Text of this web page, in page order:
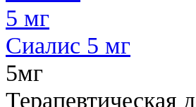
Сиалис 5 мг
5мг
Терапевтическая